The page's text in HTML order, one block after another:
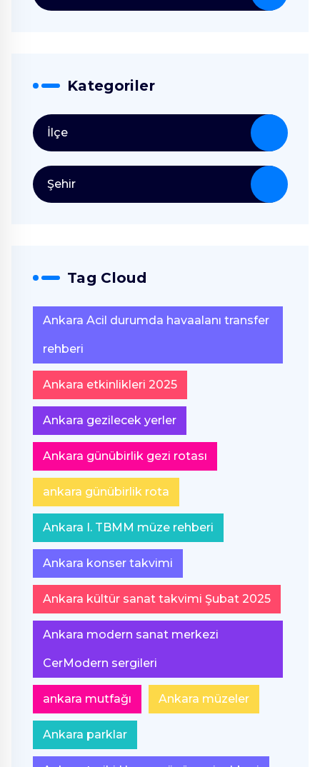
Kategoriler
İlçe
Şehir
Tag Cloud
Ankara Acil durumda havaalanı transfer
rehberi
Ankara etkinlikleri 2025
Ankara gezilecek yerler
Ankara günübirlik gezi rotası
ankara günübirlik rota
Ankara I. TBMM müze rehberi
Ankara konser takvimi
Ankara kültür sanat takvimi Şubat 2025
Ankara modern sanat merkezi
CerModern sergileri
ankara mutfağı Ankara müzeler
Ankara parklar